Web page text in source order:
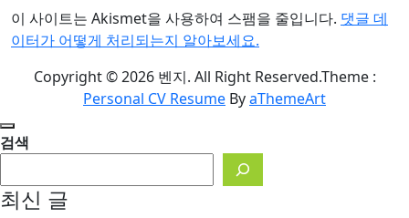
이 사이트는 Akismet을 사용하여 스팸을 줄입니다. 댓글 데
이터가 어떻게 처리되는지 알아보세요.
Copyright © 2026 벤지. All Right Reserved.Theme :
Personal CV Resume ByaThemeArt
검색
최신 글